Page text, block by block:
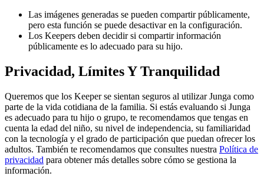
Las imágenes generadas se pueden compartir públicamente,
pero esta función se puede desactivar en la configuración.
Los Keepers deben decidir si compartir información
públicamente es lo adecuado para su hijo.
Privacidad, Límites Y Tranquilidad
Queremos que los Keeper se sientan seguros al utilizar Junga como
parte de la vida cotidiana de la familia. Si estás evaluando si Junga
es adecuado para tu hijo o grupo, te recomendamos que tengas en
cuenta la edad del niño, su nivel de independencia, su familiaridad
con la tecnología y el grado de participación que puedan ofrecer los
adultos. También te recomendamos que consultes nuestra Política de
privacidad para obtener más detalles sobre cómo se gestiona la
información.